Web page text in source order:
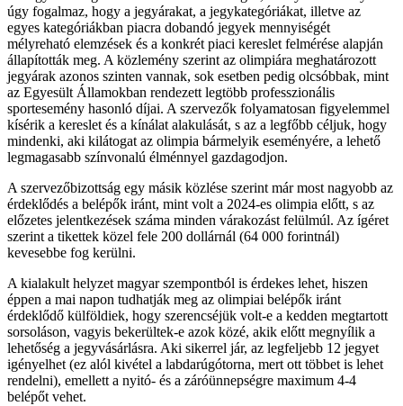
úgy fogalmaz, hogy a jegyárakat, a jegykategóriákat, illetve az
egyes kategóriákban piacra dobandó jegyek mennyiségét
mélyreható elemzések és a konkrét piaci kereslet felmérése alapján
állapították meg. A közlemény szerint az olimpiára meghatározott
jegyárak azonos szinten vannak, sok esetben pedig olcsóbbak, mint
az Egyesült Államokban rendezett legtöbb professzionális
sportesemény hasonló díjai. A szervezők folyamatosan figyelemmel
kísérik a kereslet és a kínálat alakulását, s az a legfőbb céljuk, hogy
mindenki, aki kilátogat az olimpia bármelyik eseményére, a lehető
legmagasabb színvonalú élménnyel gazdagodjon.
A szervezőbizottság egy másik közlése szerint már most nagyobb az
érdeklődés a belépők iránt, mint volt a 2024-es olimpia előtt, s az
előzetes jelentkezések száma minden várakozást felülmúl. Az ígéret
szerint a tikettek közel fele 200 dollárnál (64 000 forintnál)
kevesebbe fog kerülni.
A kialakult helyzet magyar szempontból is érdekes lehet, hiszen
éppen a mai napon tudhatják meg az olimpiai belépők iránt
érdeklődő külföldiek, hogy szerencséjük volt-e a kedden megtartott
sorsoláson, vagyis bekerültek-e azok közé, akik előtt megnyílik a
lehetőség a jegyvásárlásra. Aki sikerrel jár, az legfeljebb 12 jegyet
igényelhet (ez alól kivétel a labdarúgótorna, mert ott többet is lehet
rendelni), emellett a nyitó- és a záróünnepségre maximum 4-4
belépőt vehet.